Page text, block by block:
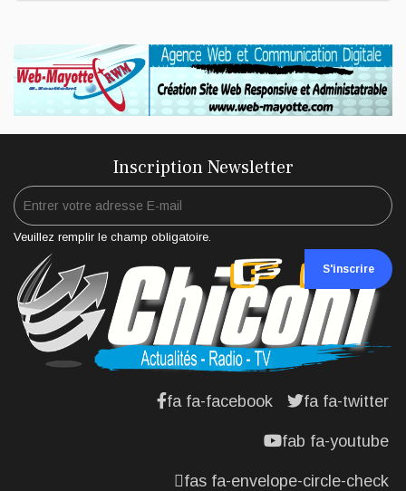
Inscription Newsletter
Veuillez remplir le champ obligatoire.
S'inscrire
fa fa-facebook fa fa-twitter
fab fa-youtube
fas fa-envelope-circle-check